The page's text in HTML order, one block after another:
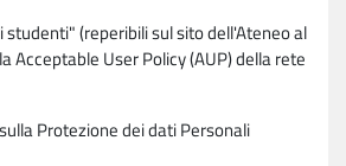
(reperibili sul sito dell'Ateneo al
Acceptable User Policy (AUP) della rete
Protezione dei dati Personali